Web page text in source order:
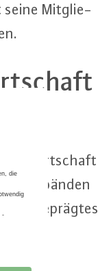
seine Mit­glie­
Gas­wirt­schaft
Verbänden
aus­ge­präg­tes
zum